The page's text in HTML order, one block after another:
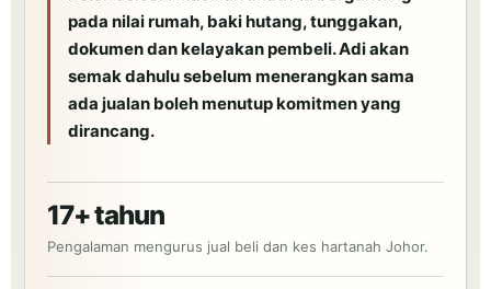
pada nilai rumah, baki hutang, tunggakan,
dokumen dan kelayakan pembeli. Adi akan
semak dahulu sebelum menerangkan sama
ada jualan boleh menutup komitmen yang
dirancang.
17+ tahun
Pengalaman mengurus jual beli dan kes hartanah Johor.